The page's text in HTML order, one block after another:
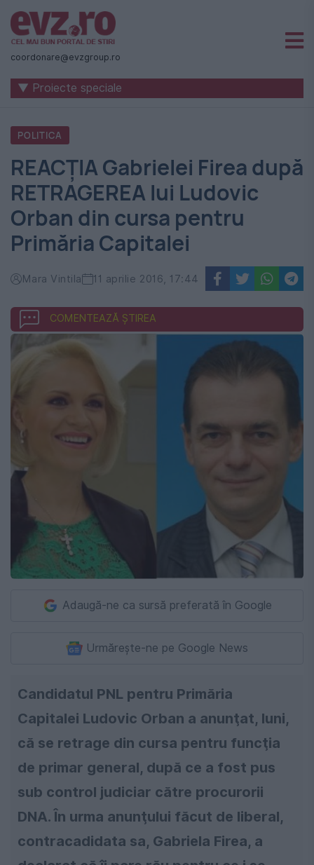
Știri
naționale
internaționale
România
-
Evenimentul
Zilei
coordonare@evzgroup.ro
▼ Proiecte speciale
POLITICA
REACŢIA Gabrielei Firea după
RETRAGEREA lui Ludovic
Orban din cursa pentru
Primăria Capitalei
Mara Vintila 11 aprilie 2016, 17:44
COMENTEAZĂ ȘTIREA
Adaugă-ne ca sursă preferată în Google
Urmărește-ne pe Google News
Candidatul PNL pentru Primăria
Capitalei Ludovic Orban a anunţat, luni,
că se retrage din cursa pentru funcţia
de primar general, după ce a fost pus
sub control judiciar către procurorii
DNA. În urma anunţului făcut de liberal,
contracadidata sa, Gabriela Firea, a